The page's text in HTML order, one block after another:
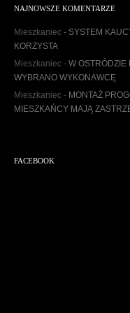
w
u
NAJNOWSZE KOMENTARZE
Mieszkaniec - SYSTEM
KORZYSTA
Mieszkaniec - W OSTRÓDZIE
WYBRANO WYKONAWCĘ
Mieszkaniec - MONTAŻ
MIESZKAŃCY MAJĄ
FACEBOOK